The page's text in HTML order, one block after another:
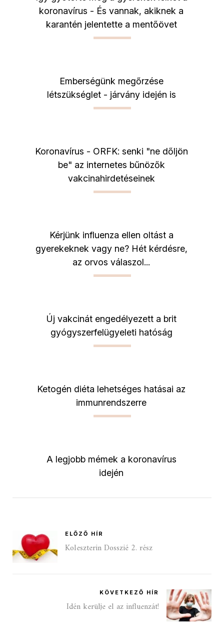
koronavírus - És vannak, akiknek a
karantén jelentette a mentőövet
Emberségünk megőrzése
létszükséglet - járvány idején is
Koronavírus - ORFK: senki "ne dőljön
be" az internetes bűnözők
vakcinahirdetéseinek
Kérjünk influenza ellen oltást a
gyerekeknek vagy ne? Hét kérdésre,
az orvos válaszol...
Új vakcinát engedélyezett a brit
gyógyszerfelügyeleti hatóság
Ketogén diéta lehetséges hatásai az
immunrendszerre
A legjobb mémek a koronavírus
idején
ELŐZŐ HÍR
Koleszterin Dosszié 2. rész
KÖVETKEZŐ HÍR
Idén kerülje el az influenzát!